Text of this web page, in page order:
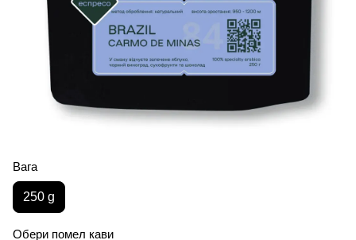
Вага
250 g
Обери помел кави